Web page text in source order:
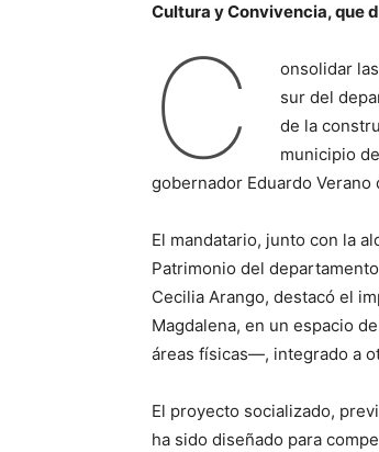
Cultura y Convivencia, que
C
onsolidar
sur del
de la
municipio
gobernador Eduardo Verano
El mandatario, junto con la
Patrimonio del
Cecilia Arango, destacó el
Magdalena, en un espacio
áreas físicas—, integrado a
El proyecto socializado,
ha sido diseñado para